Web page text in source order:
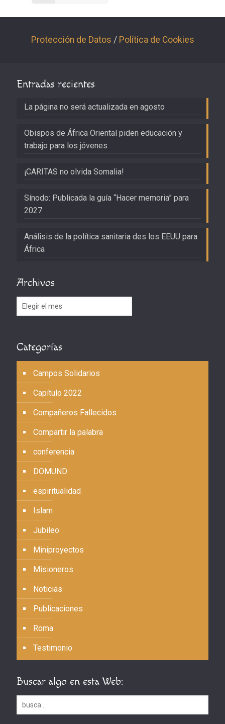
Protección de Datos / Política de Cookies
Entradas recientes
La página no será actualizada en agosto
Obispos de África Oriental piden educación y
trabajo para los jóvenes
¡CARITAS no olvida Somalia!
Sínodo: Publicada la guía “Hacer memoria” para
2027
Análisis de la política sanitaria des los EEUU para
África
Archivos
Archivos
Categorías
Campos Solidarios
Capítulo 2022
Compañeros Fallecidos
Compartir la palabra
conferencia
DOMUND
espiritualidad
Islam
Jubileo
Miniproyectos
Misioneros
Noticias
Publicaciones
Roma
Testimonio
Buscar algo en esta Web: